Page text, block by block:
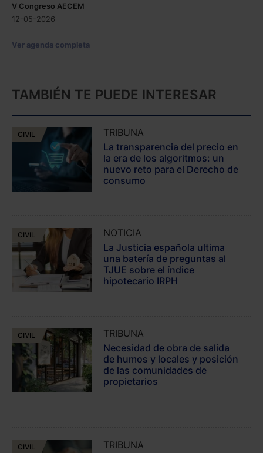
V Congreso AECEM
12-05-2026
Ver agenda completa
TAMBIÉN TE PUEDE INTERESAR
CIVIL
TRIBUNA
La transparencia del precio en
la era de los algoritmos: un
nuevo reto para el Derecho de
consumo
CIVIL
NOTICIA
La Justicia española ultima
una batería de preguntas al
TJUE sobre el índice
hipotecario IRPH
CIVIL
TRIBUNA
Necesidad de obra de salida
de humos y locales y posición
de las comunidades de
propietarios
CIVIL
TRIBUNA